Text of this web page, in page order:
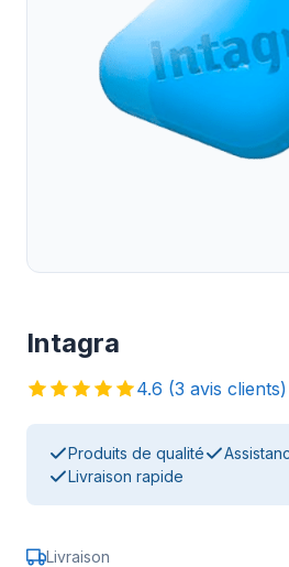
Intagra
4.6 (3 avis clients)
Produits de qualité
Livraison rapide
Livraison